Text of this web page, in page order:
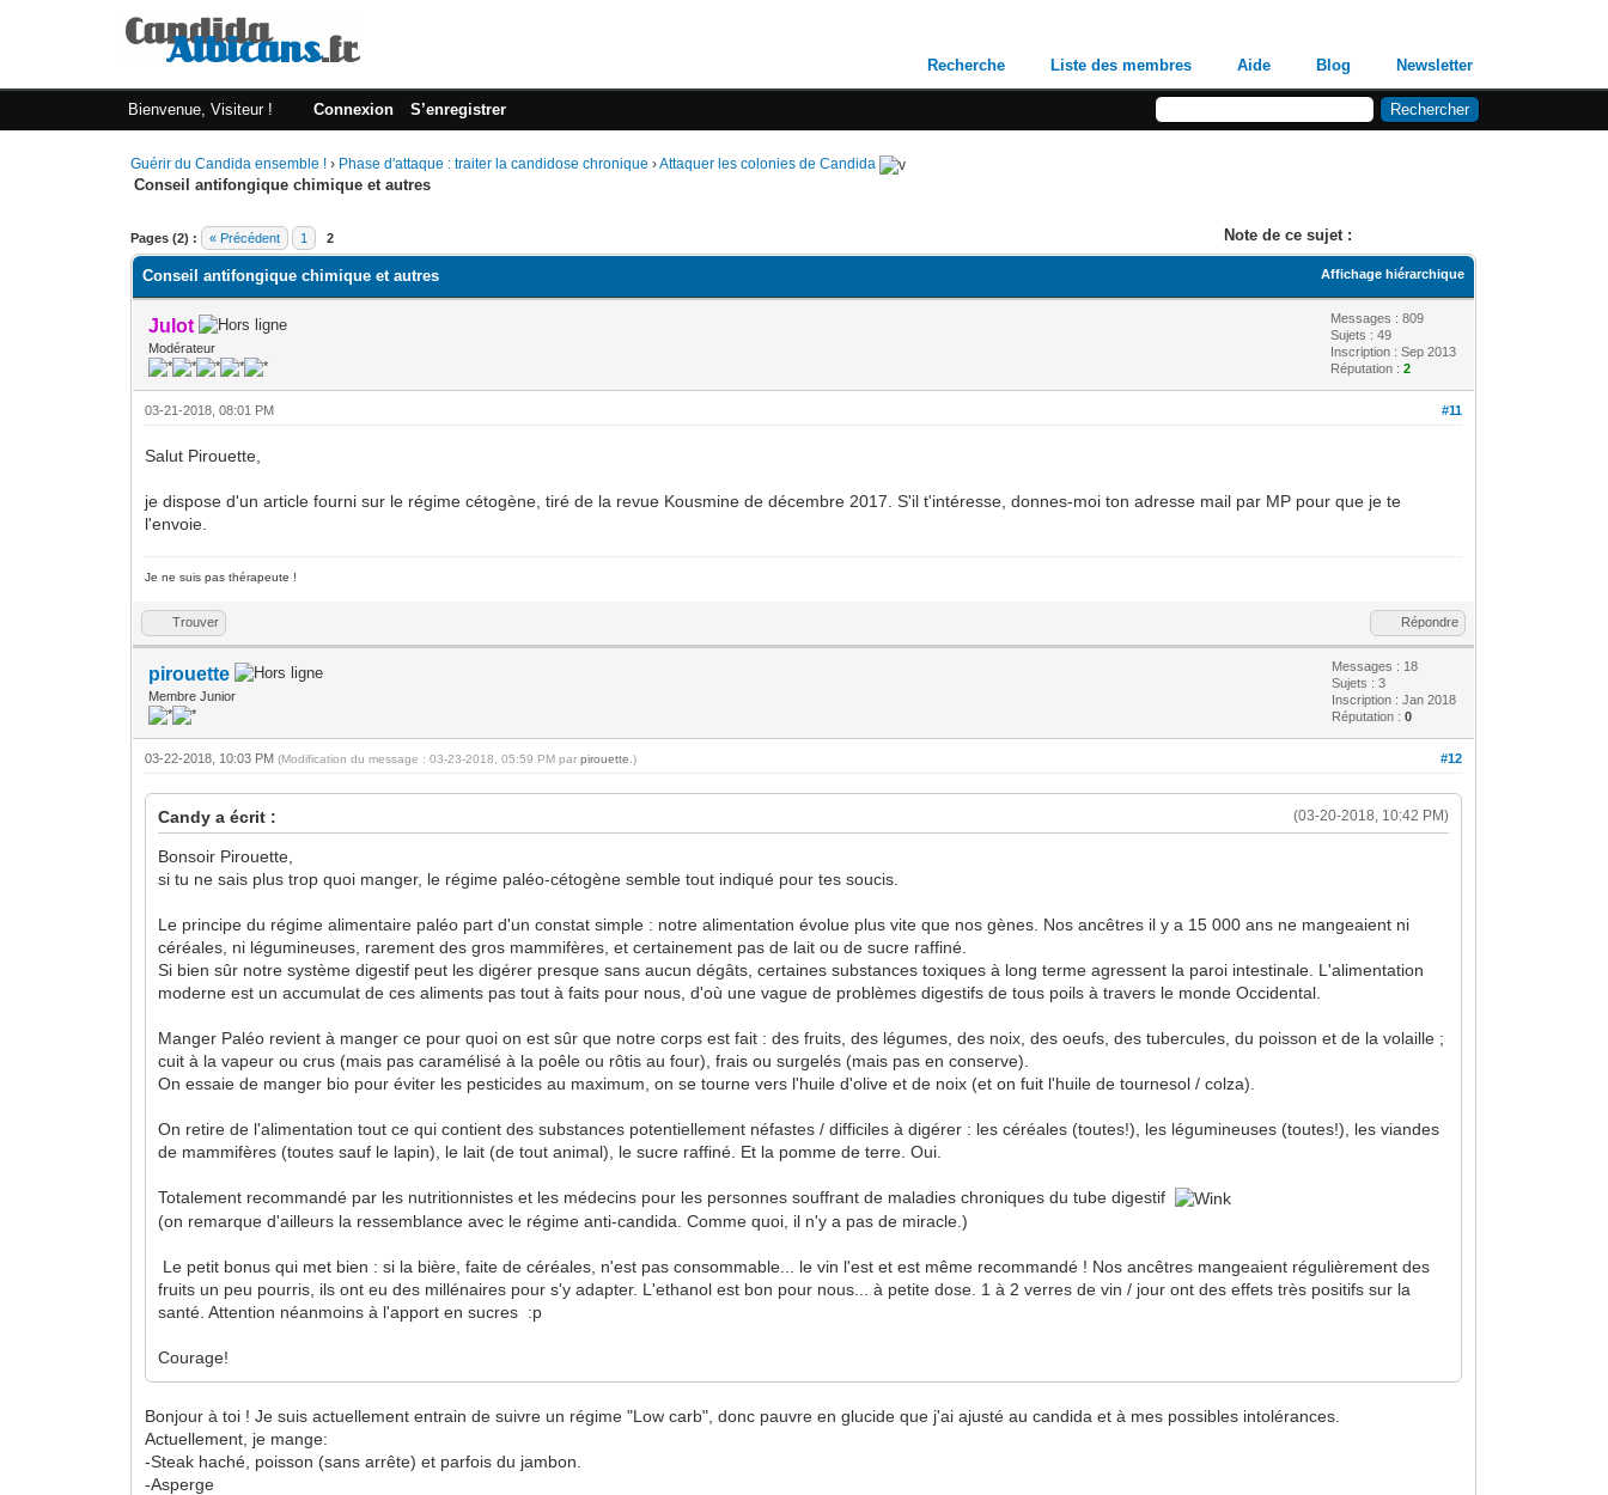
Recherche Liste des membres Aide Blog Newsletter
Bienvenue, Visiteur ! Connexion S’enregistrer
Guérir du Candida ensemble ! › Phase d'attaque : traiter la candidose chronique ›Attaquer les colonies de Candida
Conseil antifongique chimique et autres
Pages (2) : « Précédent 1 2 Note de ce sujet :
Moyenne : 0 (0 vote(s))
1
2
3
4
5
Affichage hiérarchique
Conseil antifongique chimique et autres
Julot
Modérateur
Messages : 809
Sujets : 49
Inscription : Sep 2013
Réputation :2
#11
03-21-2018, 08:01 PM
Salut Pirouette,
je dispose d'un article fourni sur le régime cétogène, tiré de la revue Kousmine de décembre 2017. S'il t'intéresse, donnes-moi ton adresse mail par MP pour que je te
l'envoie.
Je ne suis pas thérapeute !
Trouver Répondre
pirouette
Membre Junior
Messages : 18
Sujets : 3
Inscription : Jan 2018
Réputation :0
#12
03-22-2018, 10:03 PM(Modification du message : 03-23-2018, 05:59 PM parpirouette .)
(03-20-2018, 10:42 PM)
Candy a écrit :
Bonsoir Pirouette,
si tu ne sais plus trop quoi manger, le régime paléo-cétogène semble tout indiqué pour tes soucis.
Le principe du régime alimentaire paléo part d'un constat simple : notre alimentation évolue plus vite que nos gènes. Nos ancêtres il y a 15 000 ans ne mangeaient ni
céréales, ni légumineuses, rarement des gros mammifères, et certainement pas de lait ou de sucre raffiné.
Si bien sûr notre système digestif peut les digérer presque sans aucun dégâts, certaines substances toxiques à long terme agressent la paroi intestinale. L'alimentation
moderne est un accumulat de ces aliments pas tout à faits pour nous, d'où une vague de problèmes digestifs de tous poils à travers le monde Occidental.
Manger Paléo revient à manger ce pour quoi on est sûr que notre corps est fait : des fruits, des légumes, des noix, des oeufs, des tubercules, du poisson et de la volaille ;
cuit à la vapeur ou crus (mais pas caramélisé à la poêle ou rôtis au four), frais ou surgelés (mais pas en conserve).
On essaie de manger bio pour éviter les pesticides au maximum, on se tourne vers l'huile d'olive et de noix (et on fuit l'huile de tournesol / colza).
On retire de l'alimentation tout ce qui contient des substances potentiellement néfastes / difficiles à digérer : les céréales (toutes!), les légumineuses (toutes!), les viandes
de mammifères (toutes sauf le lapin), le lait (de tout animal), le sucre raffiné. Et la pomme de terre. Oui.
Totalement recommandé par les nutritionnistes et les médecins pour les personnes souffrant de maladies chroniques du tube digestif
(on remarque d'ailleurs la ressemblance avec le régime anti-candida. Comme quoi, il n'y a pas de miracle.)
Le petit bonus qui met bien : si la bière, faite de céréales, n'est pas consommable... le vin l'est et est même recommandé ! Nos ancêtres mangeaient régulièrement des
fruits un peu pourris, ils ont eu des millénaires pour s'y adapter. L'ethanol est bon pour nous... à petite dose. 1 à 2 verres de vin / jour ont des effets très positifs sur la
santé. Attention néanmoins à l'apport en sucres :p
Courage!
Bonjour à toi ! Je suis actuellement entrain de suivre un régime "Low carb", donc pauvre en glucide que j'ai ajusté au candida et à mes possibles intolérances.
Actuellement, je mange:
-Steak haché, poisson (sans arrête) et parfois du jambon.
-Asperge